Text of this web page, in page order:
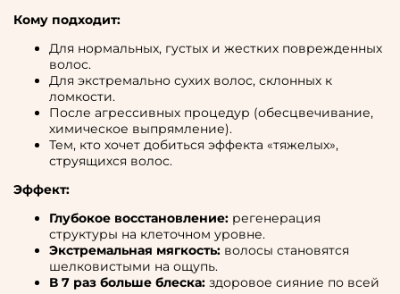
Кому подходит:
Для нормальных, густых и жестких поврежденных
волос.
Для экстремально сухих волос, склонных к
ломкости.
После агрессивных процедур (обесцвечивание,
химическое выпрямление).
Тем, кто хочет добиться эффекта «тяжелых»,
струящихся волос.
Эффект:
Глубокое восстановление: регенерация
структуры на клеточном уровне.
Экстремальная мягкость: волосы становятся
шелковистыми на ощупь.
В 7 раз больше блеска: здоровое сияние по всей